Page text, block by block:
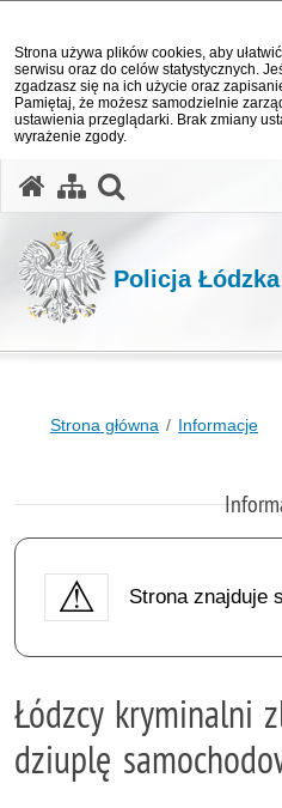
Strona używa plików cookies, aby
serwisu oraz do celów statystycznych.
zgadzasz się na ich użycie oraz
Pamiętaj, że możesz samodzielnie
ustawienia przeglądarki. Brak zmiany
wyrażenie zgody.
Policja Łódzka
Strona główna Informacje
Strona znajduje
Łódzcy kryminalni
dziuplę